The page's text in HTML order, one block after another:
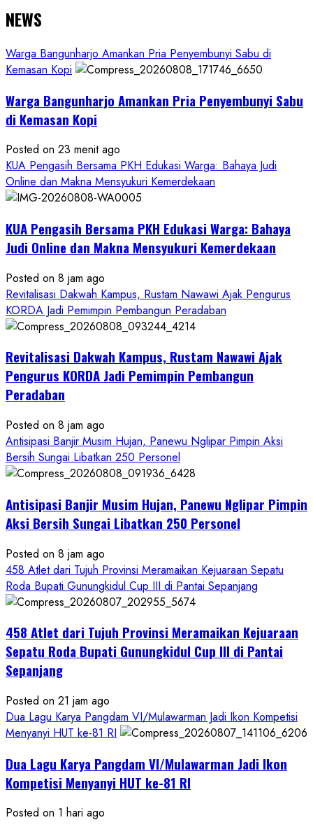
NEWS
Warga Bangunharjo Amankan Pria Penyembunyi Sabu di
Kemasan Kopi
Warga Bangunharjo Amankan Pria Penyembunyi Sabu
di Kemasan Kopi
Posted on 23 menit ago
KUA Pengasih Bersama PKH Edukasi Warga: Bahaya Judi
Online dan Makna Mensyukuri Kemerdekaan
KUA Pengasih Bersama PKH Edukasi Warga: Bahaya
Judi Online dan Makna Mensyukuri Kemerdekaan
Posted on 8 jam ago
Revitalisasi Dakwah Kampus, Rustam Nawawi Ajak Pengurus
KORDA Jadi Pemimpin Pembangun Peradaban
Revitalisasi Dakwah Kampus, Rustam Nawawi Ajak
Pengurus KORDA Jadi Pemimpin Pembangun
Peradaban
Posted on 8 jam ago
Antisipasi Banjir Musim Hujan, Panewu Nglipar Pimpin Aksi
Bersih Sungai Libatkan 250 Personel
Antisipasi Banjir Musim Hujan, Panewu Nglipar Pimpin
Aksi Bersih Sungai Libatkan 250 Personel
Posted on 8 jam ago
458 Atlet dari Tujuh Provinsi Meramaikan Kejuaraan Sepatu
Roda Bupati Gunungkidul Cup III di Pantai Sepanjang
458 Atlet dari Tujuh Provinsi Meramaikan Kejuaraan
Sepatu Roda Bupati Gunungkidul Cup III di Pantai
Sepanjang
Posted on 21 jam ago
Dua Lagu Karya Pangdam VI/Mulawarman Jadi Ikon Kompetisi
Menyanyi HUT ke-81 RI
Dua Lagu Karya Pangdam VI/Mulawarman Jadi Ikon
Kompetisi Menyanyi HUT ke-81 RI
Posted on 1 hari ago